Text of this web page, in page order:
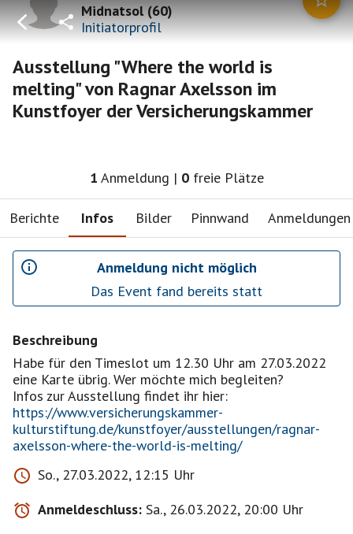
Midnatsol(60)
Initiatorprofil
Ausstellung "Where the world is
melting" von Ragnar Axelsson im
Kunstfoyer der Versicherungskammer
1 Anmeldung | 0 freie Plätze
Berichte Infos Bilder Pinnwand Anmeldungen
Anmeldung nicht möglich
Das Event fand bereits statt
Beschreibung
Habe für den Timeslot um 12.30 Uhr am 27.03.2022
eine Karte übrig. Wer möchte mich begleiten?
Infos zur Ausstellung findet ihr hier:
https://www.versicherungskammer-
kulturstiftung.de/kunstfoyer/ausstellungen/ragnar-
axelsson-where-the-world-is-melting/
So., 27.03.2022, 12:15 Uhr
Anmeldeschluss: Sa., 26.03.2022, 20:00 Uhr